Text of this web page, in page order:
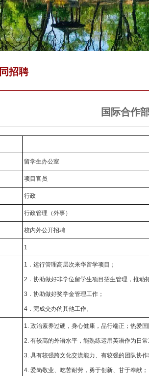
招聘
国际合作
留学生办公室
项目官员
行政
行政管理（外事）
校内外公开招聘
1
1．运行管理高层次来华留学项目；
2．协助做好非学位留学生项目招生管理，推动
3．协助做好奖学金管理工作；
4．完成交办的其他工作。
1. 政治素养过硬，身心健康，品行端正；热爱
2. 有较高的外语水平，能熟练运用英语作为日
3. 具有较强跨文化交流能力、有较强的团队协
4. 爱岗敬业、吃苦耐劳，勇于创新、甘于奉献；